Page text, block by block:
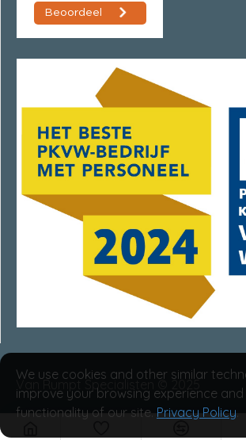
Van Rumpt Specialisten © 2025
We use cookies and other similar
improve your browsing experience and
functionality of our site. Privacy Policy.